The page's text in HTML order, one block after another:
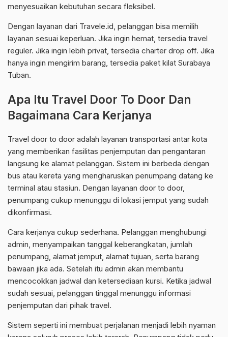
menyesuaikan kebutuhan secara fleksibel.
Dengan layanan dari Travele.id, pelanggan bisa memilih
layanan sesuai keperluan. Jika ingin hemat, tersedia travel
reguler. Jika ingin lebih privat, tersedia charter drop off. Jika
hanya ingin mengirim barang, tersedia paket kilat Surabaya
Tuban.
Apa Itu Travel Door To Door Dan
Bagaimana Cara Kerjanya
Travel door to door adalah layanan transportasi antar kota
yang memberikan fasilitas penjemputan dan pengantaran
langsung ke alamat pelanggan. Sistem ini berbeda dengan
bus atau kereta yang mengharuskan penumpang datang ke
terminal atau stasiun. Dengan layanan door to door,
penumpang cukup menunggu di lokasi jemput yang sudah
dikonfirmasi.
Cara kerjanya cukup sederhana. Pelanggan menghubungi
admin, menyampaikan tanggal keberangkatan, jumlah
penumpang, alamat jemput, alamat tujuan, serta barang
bawaan jika ada. Setelah itu admin akan membantu
mencocokkan jadwal dan ketersediaan kursi. Ketika jadwal
sudah sesuai, pelanggan tinggal menunggu informasi
penjemputan dari pihak travel.
Sistem seperti ini membuat perjalanan menjadi lebih nyaman